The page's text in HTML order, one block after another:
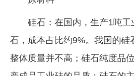
硅石：在国内，生产1吨
石，成本占比约9%。我国的硅
整体质量并不高；硅石纯度品